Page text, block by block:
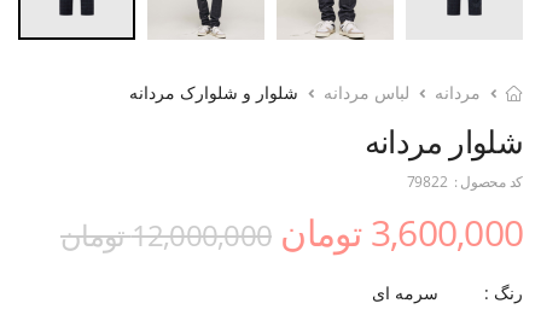
مردانه لباس مردانه شلوار و شلوارک مردانه
شلوار مردانه
کد محصول : 79822
3,600,000 تومان 12,000,000 تومان
رنگ : سرمه ای